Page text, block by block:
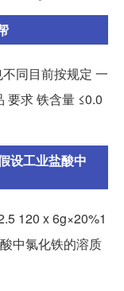
同目前按规定 一
要求 铁含量 ≤0.0
设工业盐酸中
120 x 6g×20%1
中氯化铁的溶质